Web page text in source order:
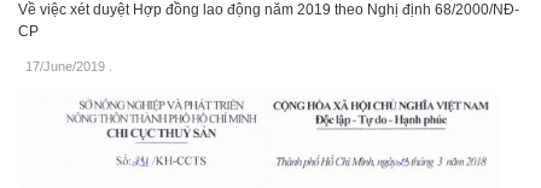
Về việc xét duyệt Hợp đồng lao động năm 2019 theo Nghị định 68/2000/NĐ-
CP
17/June/2019